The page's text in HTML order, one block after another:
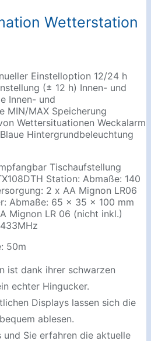
Wetterstation
Einstelloption 12/24 h
(± 12 h) Innen- und
Innen- und
MIN/MAX Speicherung
Wettersituationen Weckalarm
Hintergrundbeleuchtung
Tischaufstellung
Station: Abmaße: 140
2 x AA Mignon LR06
Abmaße: 65 x 35 x 100 mm
Mignon LR 06 (nicht inkl.)
50m
ist dank ihrer schwarzen
echter Hingucker.
Displays lassen sich die
ablesen.
und Sie erfahren die aktuelle